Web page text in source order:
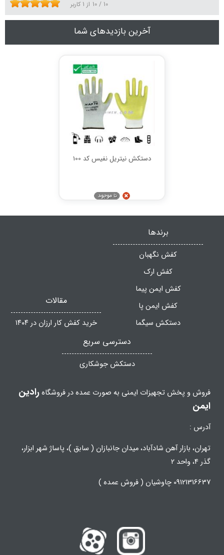
10 / 10 از 1 کاربر
آخرین بازدیدهای شما
دستکش نیتریل نفیس کد 100
برندها
کفش نگهبان
کفش ارک
کفش ایمن پیما
کفش ایمن پا
دستکش سیگما
مقالات
خرید کفش کار ارزان در ۱۴۰۴
دسترسی سریع
دستکش جوشکاری
فروش و پخش تجهیزات ایمنی به صورت عمده در فروشگاهرادین
ایمن
آدرس :
تهران، بازار آهن شادآباد، میدان جانبازان ( سابق )، پاساژ شهر ابزار،
گذر 4، واحد 2
09121316637 چاوشیان ( فروش عمده )